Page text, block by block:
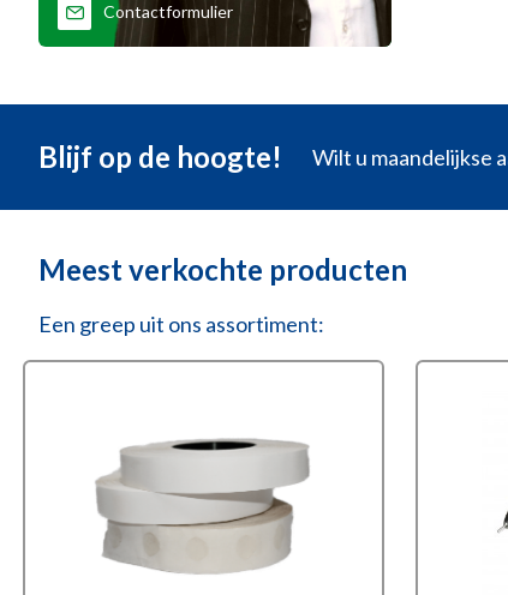
Contactformulier
Blijf op de hoogte! Wilt u maandelijkse
Meest verkochte producten
Een greep uit ons assortiment: